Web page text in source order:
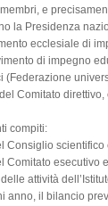
e
la Presidenza
ecclesiale di
di impegno
Comitato
compiti:
Consiglio scientifico
esecutivo
attività
anno, il bilancio